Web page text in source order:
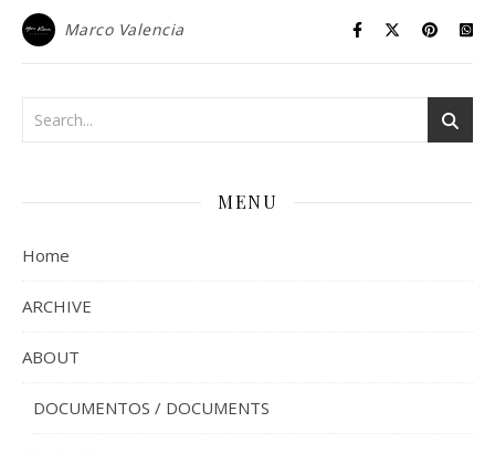
Marco Valencia
MENU
Home
ARCHIVE
ABOUT
DOCUMENTOS / DOCUMENTS